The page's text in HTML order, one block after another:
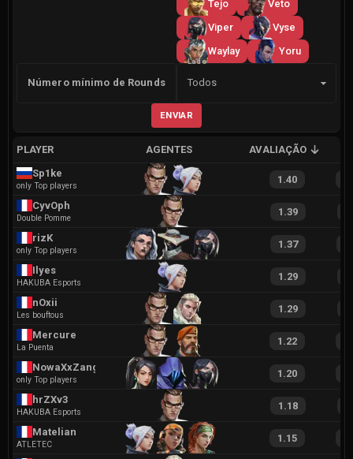
Tejo
Veto
Viper
Vyse
Waylay
Yoru
Número mínimo de Rounds
Lado
Todos
ENVIAR
PLAYER AGENTES AVALIAÇÃO
Sp1ke
only Top players
1.40
CyvOph
Double Pomme
1.39
rizK
only Top players
1.37
Ilyes
HAKUBA Esports
1.29
nOxii
Les bouftous
1.29
Mercure
La Puenta
1.22
NowaXxZang
only Top players
1.20
hrZXv3
HAKUBA Esports
1.18
Matelian
ATLETEC
1.15